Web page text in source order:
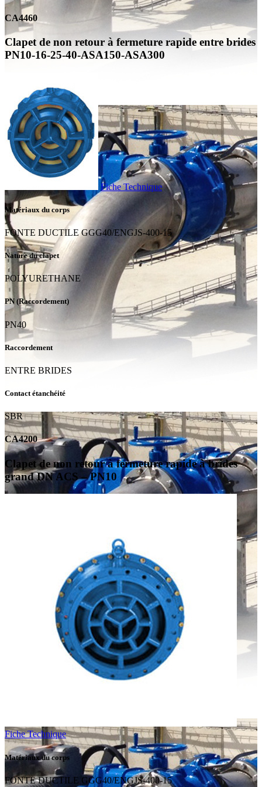
CA4460
Clapet de non retour à fermeture rapide entre brides
PN10-16-25-40-ASA150-ASA300
Fiche Technique
Matériaux du corps
FONTE DUCTILE GGG40/ENGJS-400-15
Nature du clapet
POLYURETHANE
PN (Raccordement)
PN40
Raccordement
ENTRE BRIDES
Contact étanchéité
SBR
CA4200
Clapet de non retour à fermeture rapide à brides
grand DN ACS – PN10
Fiche Technique
Matériaux du corps
FONTE DUCTILE GGG40/ENGJS-400-15